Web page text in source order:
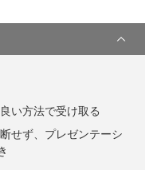
い方法で受け取る
せず、プレゼンテーシ